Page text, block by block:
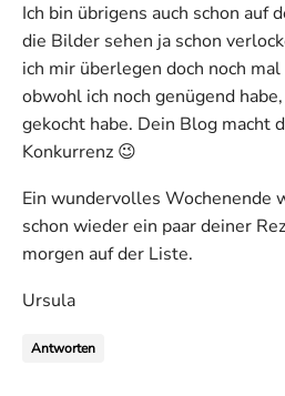
Ich bin übrigens auch schon auf
die Bilder sehen ja schon
ich mir überlegen doch noch
obwohl ich noch genügend
gekocht habe. Dein Blog macht
Konkurrenz 😉
Ein wundervolles Wochenende
schon wieder ein paar deiner
morgen auf der Liste.
Ursula
Antworten